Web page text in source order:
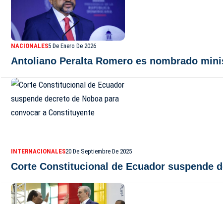
NACIONALES5 De Enero De 2026
Antoliano Peralta Romero es nombrado
INTERNACIONALES20 De Septiembre De 2025
Corte Constitucional de Ecuador suspende